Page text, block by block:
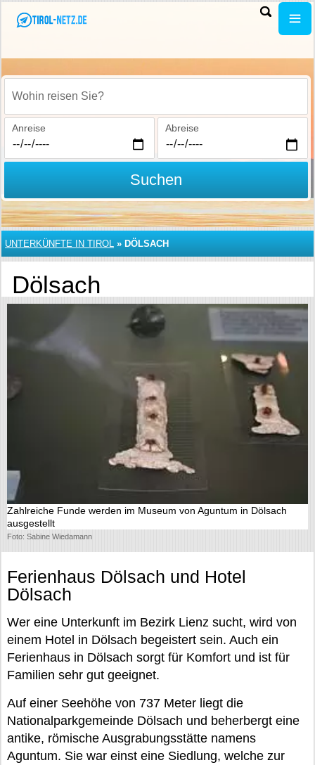
Wohin reisen Sie?
Anreise Abreise
Suchen
UNTERKÜNFTE IN TIROL » DÖLSACH
Dölsach
Zahlreiche Funde werden im Museum von Aguntum in Dölsach
ausgestellt
Foto: Sabine Wiedamann
Ferienhaus Dölsach und Hotel
Dölsach
Wer eine Unterkunft im Bezirk Lienz sucht, wird von
einem Hotel in Dölsach begeistert sein. Auch ein
Ferienhaus in Dölsach sorgt für Komfort und ist für
Familien sehr gut geeignet.
Auf einer Seehöhe von 737 Meter liegt die
Nationalparkgemeinde Dölsach und beherbergt eine
antike, römische Ausgrabungsstätte namens
Aguntum. Sie war einst eine Siedlung, welche zur